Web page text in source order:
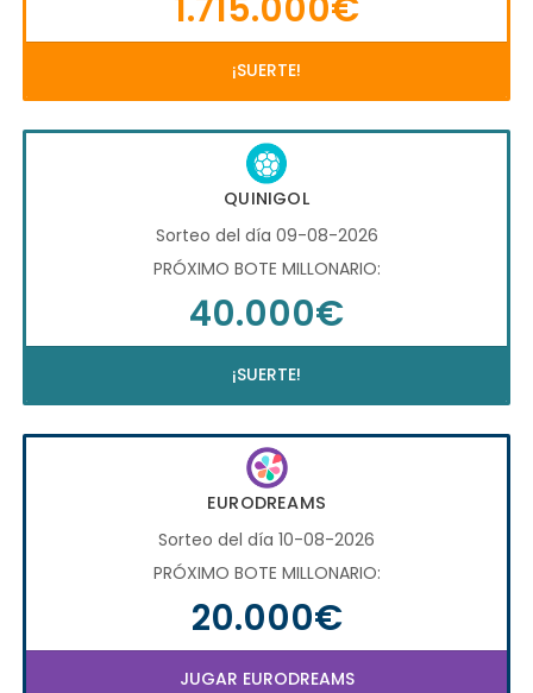
¡SUERTE!
QUINIGOL
Sorteo del día 09-08-2026
PRÓXIMO BOTE MILLONARIO:
40.000€
¡SUERTE!
EURODREAMS
Sorteo del día 10-08-2026
PRÓXIMO BOTE MILLONARIO:
20.000€
JUGAR EURODREAMS